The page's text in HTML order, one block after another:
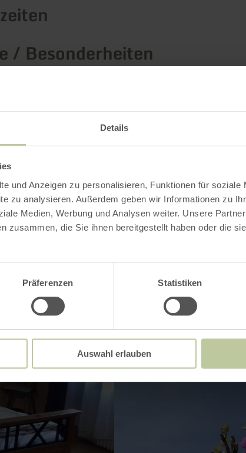
Details
und Anzeigen zu personalisieren, Funktionen für soziale
zu analysieren. Außerdem geben wir Informationen zu
Medien, Werbung und Analysen weiter. Unsere
zusammen, die Sie ihnen bereitgestellt haben oder die
Präferenzen Statistiken
Auswahl erlauben
/ Besonderheiten
Impressionen